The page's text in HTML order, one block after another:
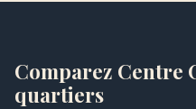
Comparez Centre
quartiers